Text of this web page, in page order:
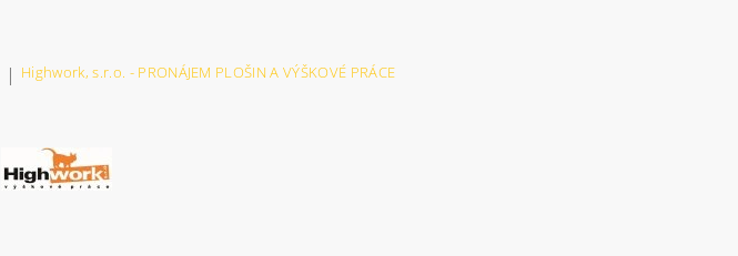
| Highwork, s.r.o. - PRONÁJEM PLOŠIN A VÝŠKOVÉ PRÁCE